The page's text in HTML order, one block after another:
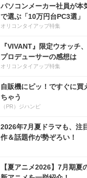
パソコンメーカー社員が本
で選ぶ「10万円台PC3選」
オリコンタイアップ特集
『VIVANT』限定ウオッチ、
プロデューサーの感想は
オリコンタイアップ特集
自販機にピッ！ですぐに買
ちゃう
（PR）ジハンピ
2026年7月夏ドラマも、注
作＆話題作が勢ぞろい！
【夏アニメ2026】7月期夏